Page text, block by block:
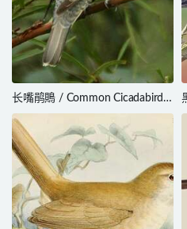
长嘴鹃鵙 / Common Cicadabird /
Edolisoma tenuirostre